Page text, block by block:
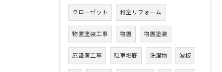
クローゼット 和室リフォーム
物置塗装工事 物置 物置塗装
庇設置工事 駐車場庇 洗濯物 波板